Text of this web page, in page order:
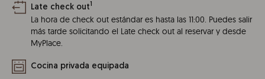
Late check out1
La hora de check out estándar es hasta las 11:00. Puedes salir
más tarde solicitando el Late check out al reservar y desde
MyPlace.
Cocina privada equipada